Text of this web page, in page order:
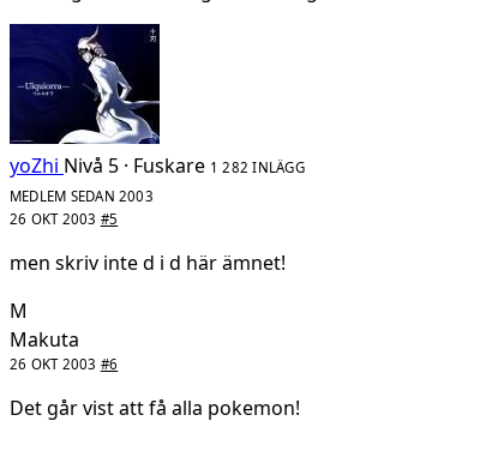
yoZhi Nivå 5 · Fuskare 1 282 INLÄGG
MEDLEM SEDAN 2003
26 OKT 2003 #5
men skriv inte d i d här ämnet!
M
Makuta
26 OKT 2003 #6
Det går vist att få alla pokemon!